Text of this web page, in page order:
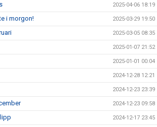
2025-04-06 18:19
i morgon! 2025-03-29 19:50
2025-03-05 08:35
2025-01-07 21:52
2025-01-01 00:04
2024-12-28 12:21
2024-12-23 23:39
2024-12-23 09:58
2024-12-17 23:45